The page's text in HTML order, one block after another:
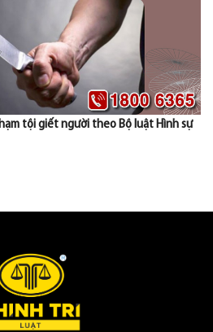
tội giết người theo Bộ luật Hình sự